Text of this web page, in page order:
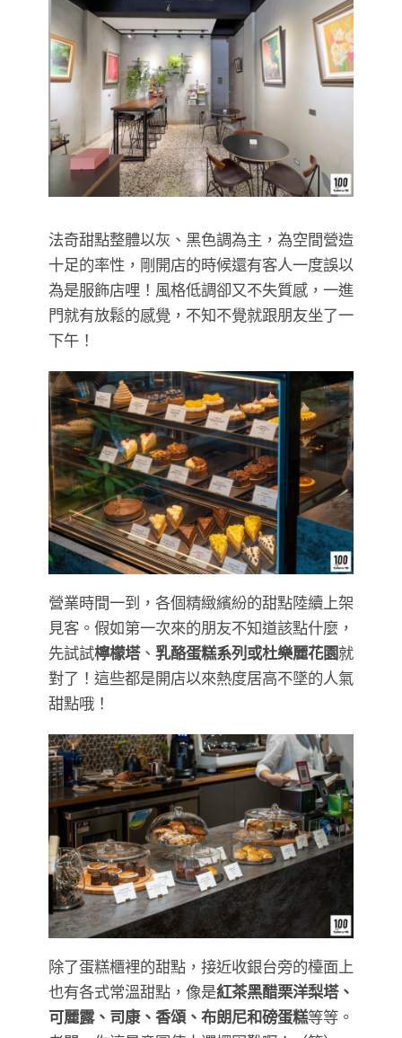
法奇甜點整體以灰、黑色調為主，為空間營造
十足的率性，剛開店的時候還有客人一度誤以
為是服飾店哩！風格低調卻又不失質感，一進
門就有放鬆的感覺，不知不覺就跟朋友坐了一
下午！
營業時間一到，各個精緻繽紛的甜點陸續上架
見客。假如第一次來的朋友不知道該點什麼，
先試試檸檬塔、 乳酪蛋糕系列或杜樂麗花園就
對了！這些都是開店以來熱度居高不墜的人氣
甜點哦！
除了蛋糕櫃裡的甜點，接近收銀台旁的檯面上
也有各式常溫甜點，像是紅茶黑醋栗洋梨塔、
可麗露、司康、香頌、布朗尼和磅蛋糕等等。